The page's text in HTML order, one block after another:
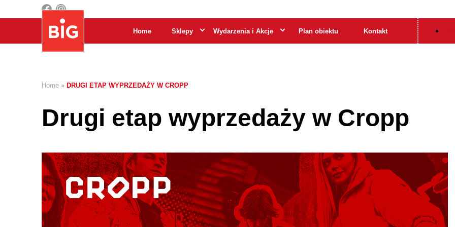
Home Sklepy Wydarzenia i Akcje Plan obiektu Kontakt
Home » DRUGI ETAP WYPRZEDAŻY W CROPP
Drugi etap wyprzedaży w Cropp